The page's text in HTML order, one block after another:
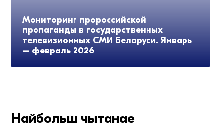
Мониторинг пророссийской
пропаганды в государственных
телевизионных СМИ Беларуси. Январь
– февраль 2026
Найбольш чытанае